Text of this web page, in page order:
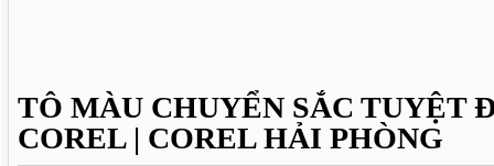
TÔ MÀU CHUYỂN SẮC TUYỆT
COREL | COREL HẢI PHÒNG